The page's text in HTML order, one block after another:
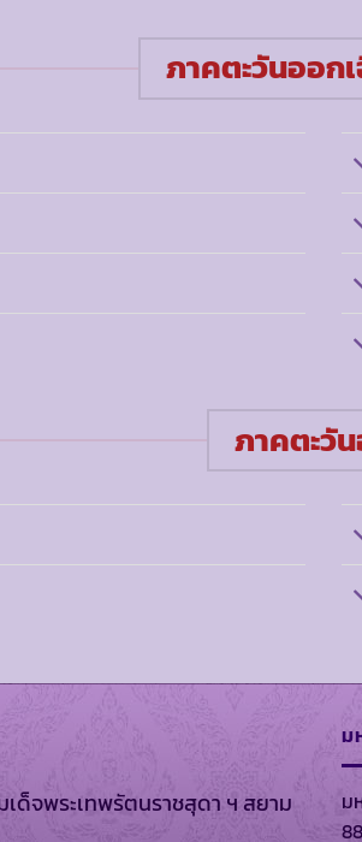
ภาคตะวันออก
ภาคตะวั
ด็จพระเทพรัตนราชสุดา ฯ สยาม
ม
ม